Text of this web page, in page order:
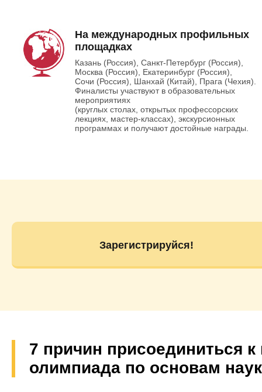
На международных профильных
площадках
Казань (Россия), Санкт-Петербург (Россия),
Москва (Россия), Екатеринбург (Россия),
Сочи (Россия), Шанхай (Китай), Прага (Чехия).
Финалисты участвуют в образовательных
мероприятиях
(круглых столах, открытых профессорских
лекциях, мастер-классах), экскурсионных
программах и получают достойные награды.
Зарегистрируйся!
7 причин присоединиться
олимпиада по основам